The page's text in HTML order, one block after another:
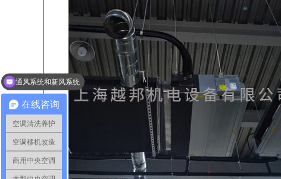
在线咨询
空调清洗养护
空调移机改造
商用中央空调
通风系统和新风系统
办公楼大楼空调